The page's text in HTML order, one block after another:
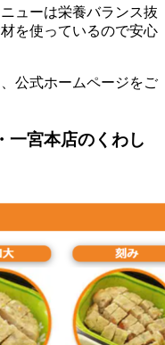
ューは栄養バランス抜
を使っているので安心
公式ホームページをご
一宮本店のくわし